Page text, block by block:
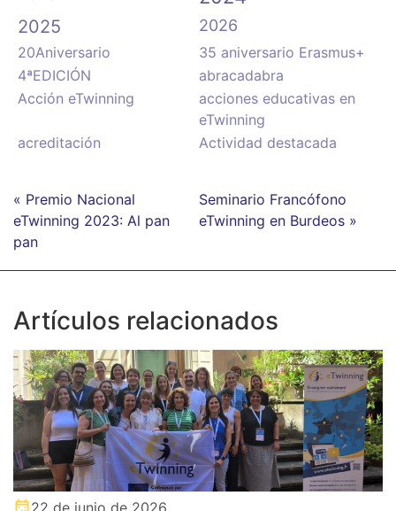
2025 2026
20Aniversario
35 aniversario Erasmus+
4ªEDICIÓN
abracadabra
Acción eTwinning
acciones educativas en
eTwinning
acreditación
Actividad destacada
« Premio Nacional
eTwinning 2023: Al pan
pan
Seminario Francófono
eTwinning en Burdeos »
Artículos relacionados
22 de junio de 2026